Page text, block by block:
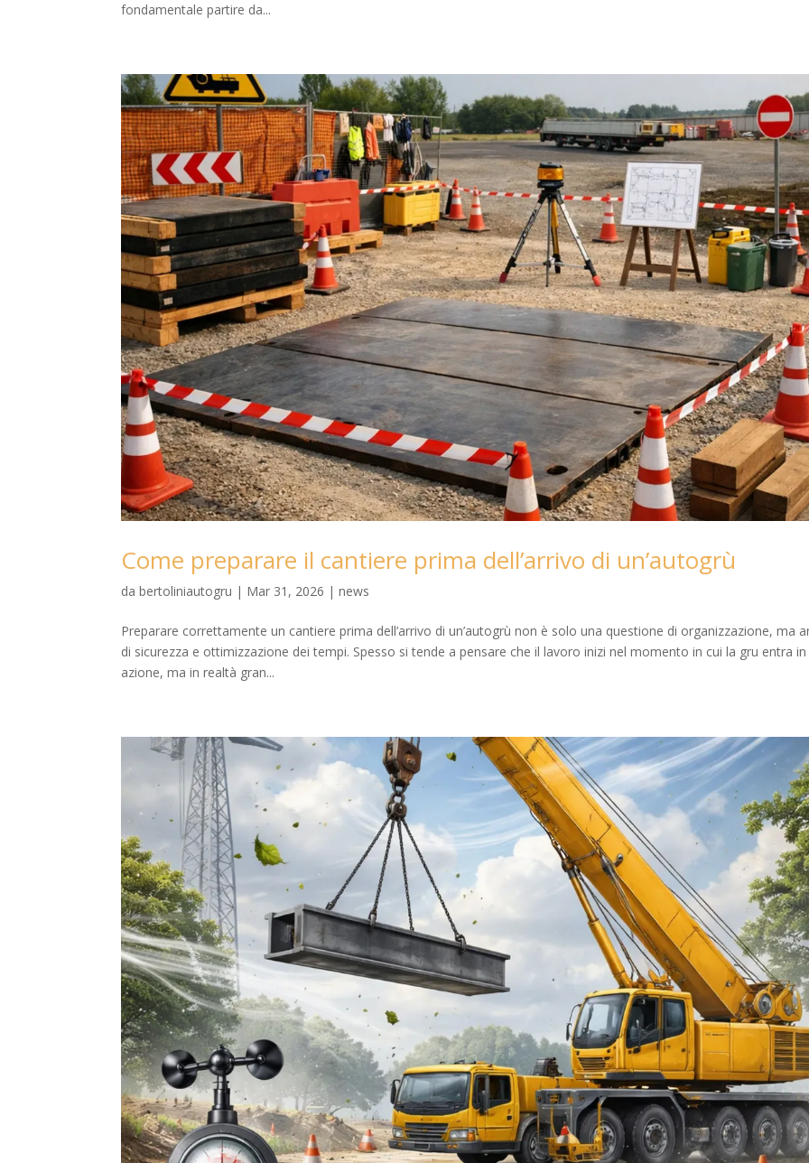
fondamentale partire da...
Come preparare il cantiere prima dell’arrivo di un’autogrù
dabertoliniautogru | Mar 31, 2026 |news
Preparare correttamente un cantiere prima dell’arrivo di un’autogrù non è solo una questione di organizzazione, ma
di sicurezza e ottimizzazione dei tempi. Spesso si tende a pensare che il lavoro inizi nel momento in cui la gru entra in
azione, ma in realtà gran...